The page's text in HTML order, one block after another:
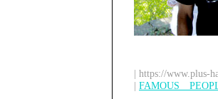
| https://www.plus-
| FAMOUS